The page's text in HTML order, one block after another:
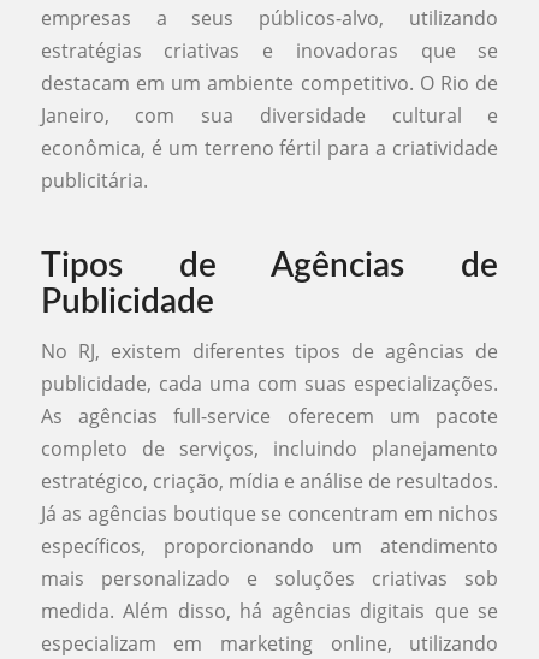
empresas a seus públicos-alvo, utilizando
estratégias criativas e inovadoras que se
destacam em um ambiente competitivo. O Rio de
Janeiro, com sua diversidade cultural e
econômica, é um terreno fértil para a criatividade
publicitária.
Tipos de Agências de
Publicidade
No RJ, existem diferentes tipos de agências de
publicidade, cada uma com suas especializações.
As agências full-service oferecem um pacote
completo de serviços, incluindo planejamento
estratégico, criação, mídia e análise de resultados.
Já as agências boutique se concentram em nichos
específicos, proporcionando um atendimento
mais personalizado e soluções criativas sob
medida. Além disso, há agências digitais que se
especializam em marketing online, utilizando